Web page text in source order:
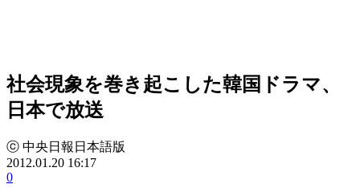
社会現象を巻き起こした韓国ドラマ、
日本で放送
ⓒ 中央日報日本語版
2012.01.20 16:17
0